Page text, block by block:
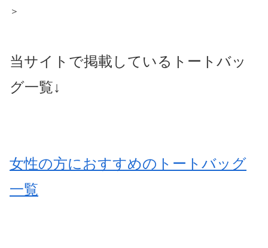
＞
当サイトで掲載しているトートバッ
グ一覧↓
女性の方におすすめのトートバッグ
一覧